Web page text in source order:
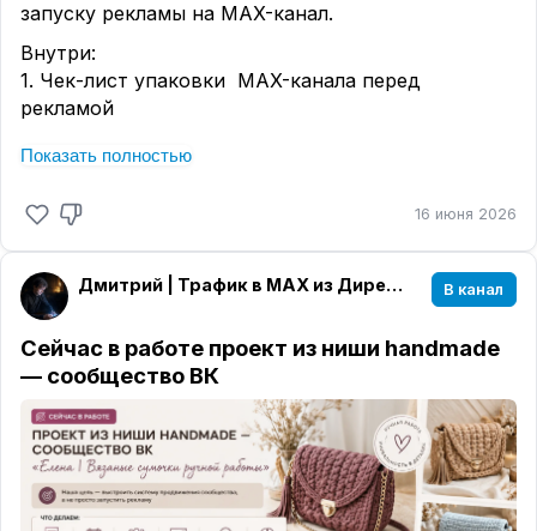
запуску рекламы на MAX-канал.
Внутри:
1. Чек-лист упаковки MAX-канала перед
рекламой
Чтобы проверить, готов ли канал
слабого первого экрана.
Готовые заголовки и тексты объявлений для
экспертов, бизнеса, локальных проектов
и онлайн-школ.
3. Материал по запуску и тестированию
рекламы
Что тестировать в первую очередь, какие углы
брать, как смотреть на цену клика и
подписчика.
Показать полностью
16 июня 2026
Дмитрий | Трафик в MAX из Директа В канал
Сейчас в работе проект из ниши handmade
— сообщество ВК